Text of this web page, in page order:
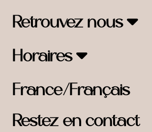
Retrouvez nous
Horaires
France/Français
Restez en contact